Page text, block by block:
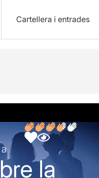
Cartellera i entrades
Fotos i vídeos
la